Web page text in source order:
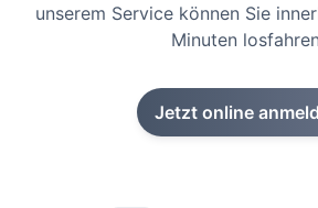
unserem Service können Sie
Minuten
Jetzt online